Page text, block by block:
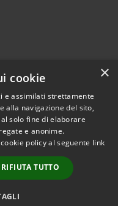
© 2026 • Comune di
Cervia • Powered by
Municipium•
Accesso
redazione
×
cookie
e assimilati strettamente
alla navigazione del sito,
solo fine di elaborare
e anonime.
policy al seguente link
RIFIUTA TUTTO